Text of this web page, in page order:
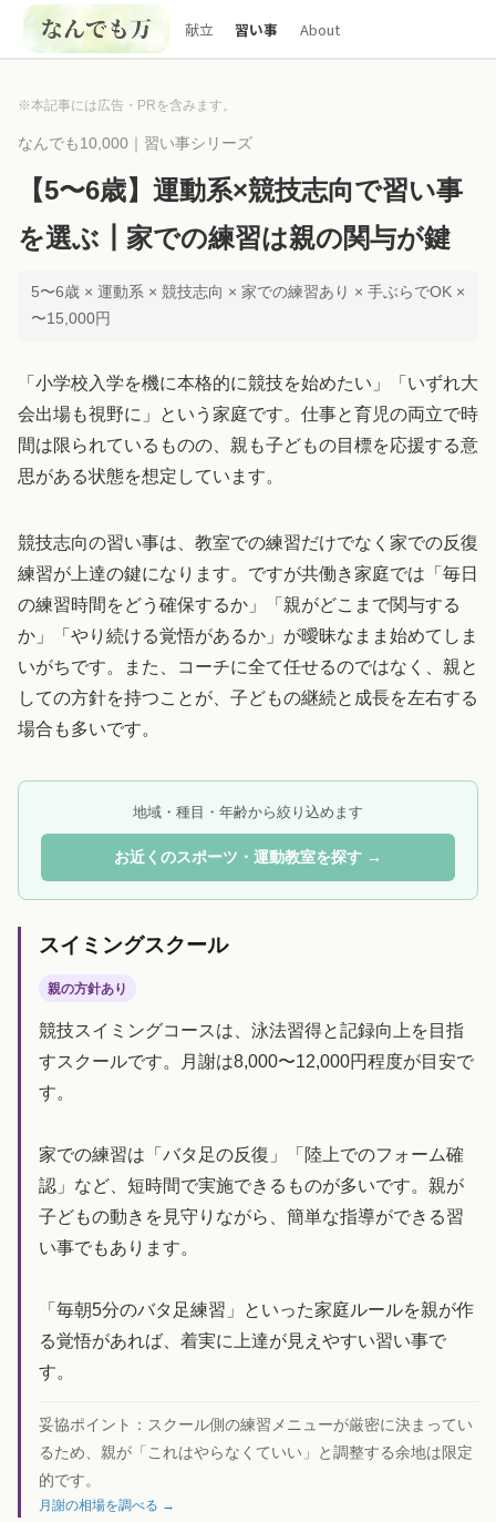
献立 習い事 About
※本記事には広告・PRを含みます。
なんでも10,000｜習い事シリーズ
【5〜6歳】運動系×競技志向で習い事
を選ぶ┃家での練習は親の関与が鍵
5〜6歳 × 運動系 × 競技志向 × 家での練習あり × 手ぶらでOK ×
〜15,000円
「小学校入学を機に本格的に競技を始めたい」「いずれ大
会出場も視野に」という家庭です。仕事と育児の両立で時
間は限られているものの、親も子どもの目標を応援する意
思がある状態を想定しています。
競技志向の習い事は、教室での練習だけでなく家での反復
練習が上達の鍵になります。ですが共働き家庭では「毎日
の練習時間をどう確保するか」「親がどこまで関与する
か」「やり続ける覚悟があるか」が曖昧なまま始めてしま
いがちです。また、コーチに全て任せるのではなく、親と
しての方針を持つことが、子どもの継続と成長を左右する
場合も多いです。
地域・種目・年齢から絞り込めます
お近くのスポーツ・運動教室を探す →
スイミングスクール
親の方針あり
競技スイミングコースは、泳法習得と記録向上を目指
すスクールです。月謝は8,000〜12,000円程度が目安で
す。
家での練習は「バタ足の反復」「陸上でのフォーム確
認」など、短時間で実施できるものが多いです。親が
子どもの動きを見守りながら、簡単な指導ができる習
い事でもあります。
「毎朝5分のバタ足練習」といった家庭ルールを親が作
る覚悟があれば、着実に上達が見えやすい習い事で
す。
妥協ポイント： スクール側の練習メニューが厳密に決まってい
るため、親が「これはやらなくていい」と調整する余地は限定
的です。
月謝の相場を調べる →